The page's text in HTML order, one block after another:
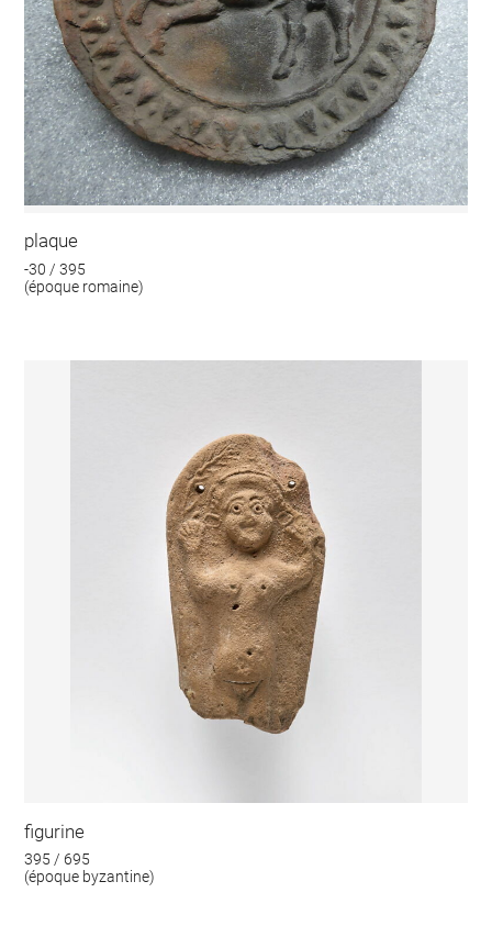
plaque
-30 / 395
(époque romaine)
figurine
395 / 695
(époque byzantine)